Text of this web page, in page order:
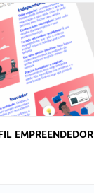
EMPREENDEDOR